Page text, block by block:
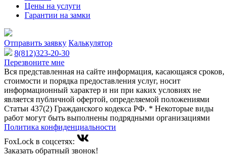
Цены на услуги
Гарантии на замки
Отправить заявку Калькулятор
8(812)323-20-30
Перезвоните мне
Вся представленная на сайте информация, касающаяся сроков,
стоимости и порядка предоставления услуг, носит
информационный характер и ни при каких условиях не
является публичной офертой, определяемой положениями
Статьи 437(2) Гражданского кодекса РФ. * Некоторые виды
работ могут быть выполнены подрядными организациями
Политика конфиденциальности
FoxLock в соцсетях:
Заказать обратный звонок!